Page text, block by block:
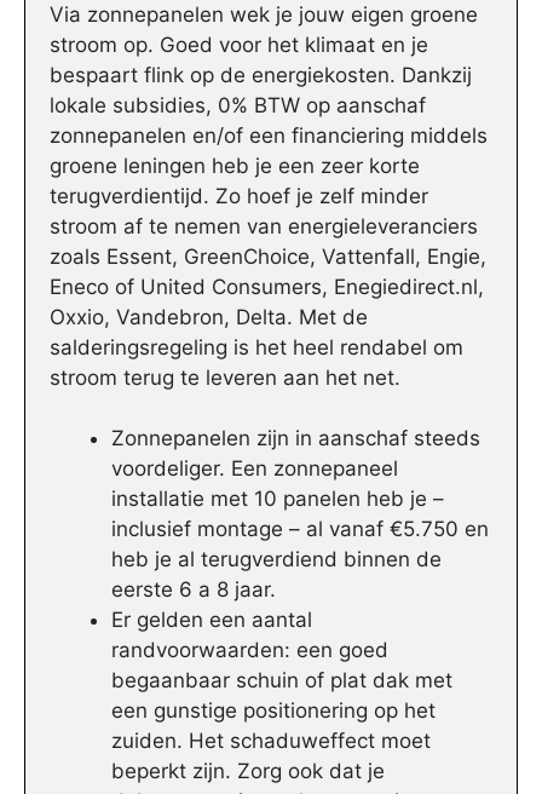
Via zonnepanelen wek je jouw eigen groene
stroom op. Goed voor het klimaat en je
bespaart flink op de energiekosten. Dankzij
lokale subsidies, 0% BTW op aanschaf
zonnepanelen en/of een financiering middels
groene leningen heb je een zeer korte
terugverdientijd. Zo hoef je zelf minder
stroom af te nemen van energieleveranciers
zoals Essent, GreenChoice, Vattenfall, Engie,
Eneco of United Consumers, Enegiedirect.nl,
Oxxio, Vandebron, Delta. Met de
salderingsregeling is het heel rendabel om
stroom terug te leveren aan het net.
Zonnepanelen zijn in aanschaf steeds
voordeliger. Een zonnepaneel
installatie met 10 panelen heb je –
inclusief montage – al vanaf €5.750 en
heb je al terugverdiend binnen de
eerste 6 a 8 jaar.
Er gelden een aantal
randvoorwaarden: een goed
begaanbaar schuin of plat dak met
een gunstige positionering op het
zuiden. Het schaduweffect moet
beperkt zijn. Zorg ook dat je